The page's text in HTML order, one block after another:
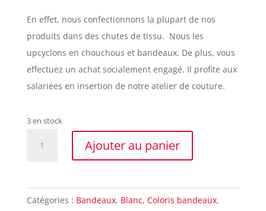
En effet, nous confectionnons la plupart de nos
produits dans des chutes de tissu. Nous les
upcyclons en chouchous et bandeaux. De plus, vous
effectuez un achat socialement engagé. Il profite aux
salariées en insertion de notre atelier de couture.
3 en stock
cheveux
serpent
Ajouter au panier
Catégories : Bandeaux, Blanc, Coloris bandeaux,